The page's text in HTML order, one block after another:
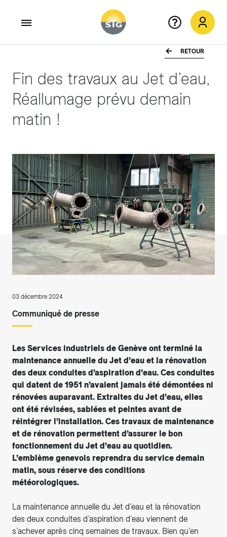
RETOUR
Fin des travaux au Jet d’eau,
Réallumage prévu demain
matin !
03 décembre 2024
Communiqué de presse
Les Services industriels de Genève ont terminé la
maintenance annuelle du Jet d’eau et la rénovation
des deux conduites d’aspiration d’eau. Ces conduites
qui datent de 1951 n’avaient jamais été démontées ni
rénovées auparavant. Extraites du Jet d’eau, elles
ont été révisées, sablées et peintes avant de
réintégrer l’installation. Ces travaux de maintenance
et de rénovation permettent d’assurer le bon
fonctionnement du Jet d’eau au quotidien.
L’emblème genevois reprendra du service demain
matin, sous réserve des conditions
météorologiques.
La maintenance annuelle du Jet d’eau et la rénovation
des deux conduites d’aspiration d’eau viennent de
s’achever après cinq semaines de travaux. Bien qu’en